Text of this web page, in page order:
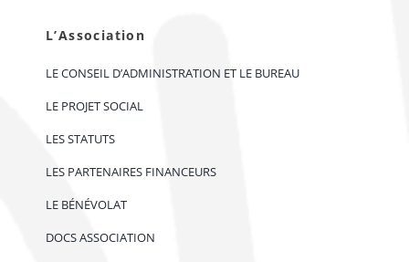
L’Association
LE CONSEIL D’ADMINISTRATION ET LE BUREAU
LE PROJET SOCIAL
LES STATUTS
LES PARTENAIRES FINANCEURS
LE BÉNÉVOLAT
DOCS ASSOCIATION